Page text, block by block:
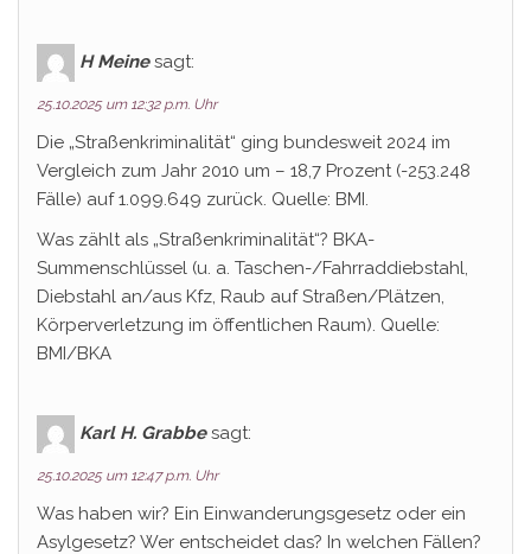
H Meine sagt:
25.10.2025 um 12:32 p.m. Uhr
Die „Straßenkriminalität“ ging bundesweit 2024 im
Vergleich zum Jahr 2010 um – 18,7 Prozent (-253.248
Fälle) auf 1.099.649 zurück. Quelle: BMI.
Was zählt als „Straßenkriminalität“? BKA-
Summenschlüssel (u. a. Taschen-/Fahrraddiebstahl,
Diebstahl an/aus Kfz, Raub auf Straßen/Plätzen,
Körperverletzung im öffentlichen Raum). Quelle:
BMI/BKA
Karl H. Grabbe sagt:
25.10.2025 um 12:47 p.m. Uhr
Was haben wir? Ein Einwanderungsgesetz oder ein
Asylgesetz? Wer entscheidet das? In welchen Fällen?